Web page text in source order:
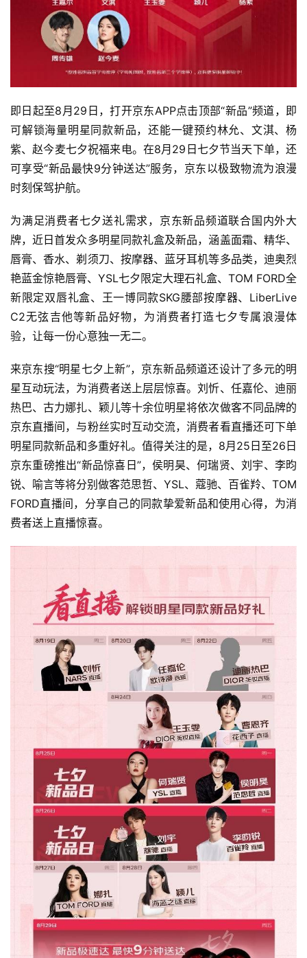
即日起至8月29日，打开京东APP点击顶部“新品”频道，即
可解锁海量明星同款新品，还能一键预约林允、文淇、杨
紫、赵今麦七夕祝福来电。在8月29日七夕节当天下单，还
可享受“新品最快9分钟送达”服务，京东以极致物流为浪漫
时刻保驾护航。
为满足消费者七夕送礼需求，京东新品频道联合国内外大
牌，近日首发众多明星同款礼盒及新品，涵盖面霜、精华、
唇膏、香水、剃须刀、按摩器、蓝牙耳机等多品类，迪奥烈
艳蓝金惊艳唇膏、YSL七夕限定大理石礼盒、TOM FORD全
新限定双唇礼盒、王一博同款SKG腰部按摩器、LiberLive
C2无弦吉他等新品好物，为消费者打造七夕专属浪漫体
验，让每一份心意独一无二。
来京东搜“明星七夕上新”，京东新品频道还设计了多元的明
星互动玩法，为消费者送上层层惊喜。刘忻、任嘉伦、迪丽
热巴、古力娜扎、颖儿等十余位明星将依次做客不同品牌的
京东直播间，与粉丝实时互动交流，消费者看直播还可下单
明星同款新品和多重好礼。值得关注的是，8月25日至26日
京东重磅推出“新品惊喜日”，侯明昊、何瑞贤、刘宇、李昀
锐、喻言等将分别做客范思哲、YSL、蔻驰、百雀羚、TOM
FORD直播间，分享自己的同款挚爱新品和使用心得，为消
费者送上直播惊喜。